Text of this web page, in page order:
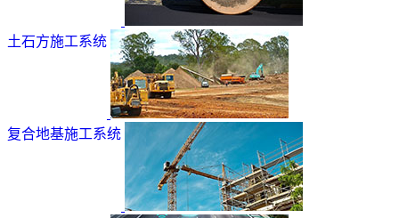
土石方施工系统
复合地基施工系统